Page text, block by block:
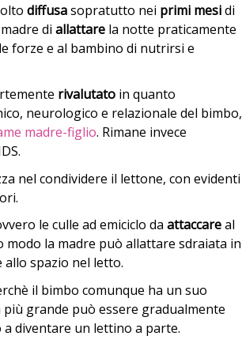
diffusasopratutto nei primi mesidi
di allattare la notte praticamente
forze e al bambino di nutrirsi e
rivalutato in quanto
neurologico e relazionale del bimbo,
madre-figlio. Rimane invece
nel condividere il lettone, con evidenti
le culle ad emiciclo da attaccareal
modo la madre può allattare sdraiata in
spazio nel letto.
il bimbo comunque ha un suo
grande può essere gradualmente
a diventare un lettino a parte.